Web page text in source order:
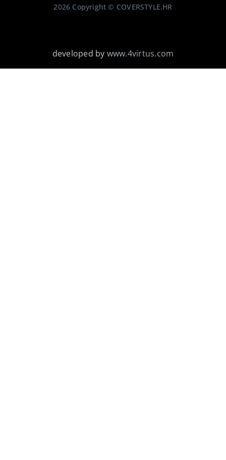
2026 Copyright © COVERSTYLE.HR
developed by www.4virtus.com